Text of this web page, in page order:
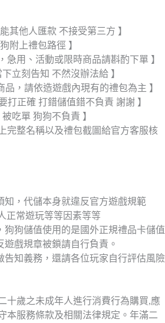
其他人匯款 不接受第三方 】
附上禮包路徑 】
急用、活動或限時商品請斟酌下單 】
立刻告知 不然沒辦法給 】
品，請依造遊戲內現有的禮包為主 】
打正確 打錯儲值錯不負責 謝謝 】
吃單 狗狗不負責 】
完整名稱以及禮包截圖給官方客服核
知，代儲本身就違反官方遊戲規範
正常遊玩等等因素等等
狗狗儲值使用的是國外正規禮品卡儲值
戲規章被鎖請自行負責。
告知義務，還請各位玩家自行評估風險
十歲之未成年人進行消費行為購買,應
本服務條款及相關法律規定。年滿二